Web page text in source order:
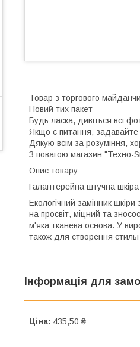
Товар з торгового
Новий тих пакет
Будь ласка, дивіться всі
Якщо є питання, задавайте
Дякую всім за розуміння,
З повагою магазин "Техно-
Опис товару:
Галантерейна штучна
Екологічний замінник
на просвіт, міцний та
м'яка тканева основа. У
також для створення
Інформація для
Ціна: 435,50 ₴